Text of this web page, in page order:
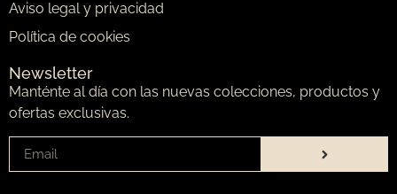
Aviso legal y privacidad
Política de cookies
Newsletter
Manténte al día con las nuevas colecciones, productos y
ofertas exclusivas.